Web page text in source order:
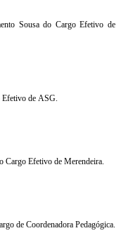
Sousa do Cargo Efetivo de
de ASG.
Cargo Efetivo de Merendeira.
de Coordenadora Pedagógica.